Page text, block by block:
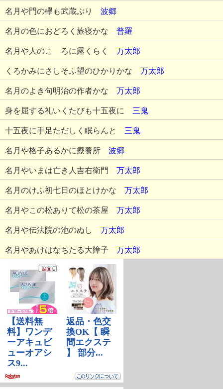
名月や門の欅も武蔵ぶり 波郷
名月の色におどろく旅寝かな 普羅
名月や人のこゝろに露くらく 万太郎
くろかみにさしそふ望のひかりかな 万太郎
名月のよき句明治の作者かな 万太郎
身を屈する礼いくたびも十五夜に 三鬼
十五夜に手足ただしく眠らんと 三鬼
名月や格子あるかに療養所 波郷
名月やいまは亡き人吉右衛門 万太郎
名月のけふ初七日のほとけかな 万太郎
名月やこの松ありて松の茶屋 万太郎
名月や伝法院の池のぬし 万太郎
名月やあけはなちたる大障子 万太郎